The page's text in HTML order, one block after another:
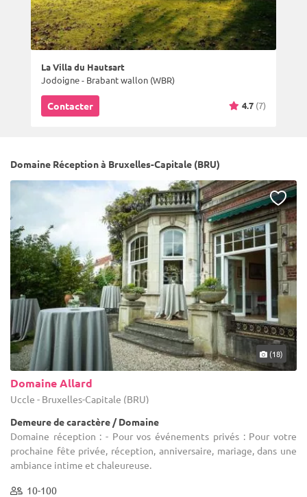
La Villa du Hautsart
Jodoigne - Brabant wallon (WBR)
Contacter 4.7 (7)
Domaine Réception à Bruxelles-Capitale (BRU)
(18)
Domaine Allard
Uccle - Bruxelles-Capitale (BRU)
Demeure de caractère / Domaine
Domaine réception : - Pour vos événements privés : Pour votre
prochaine fête privée, réception, anniversaire, mariage, dans une
ambiance intime et chaleureuse.
10-100